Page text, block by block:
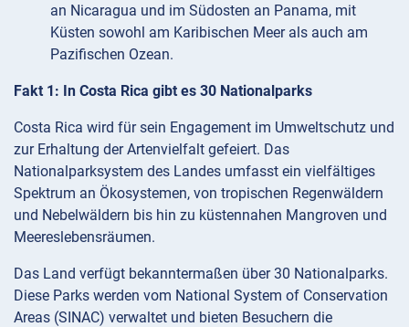
an Nicaragua und im Südosten an Panama, mit
Küsten sowohl am Karibischen Meer als auch am
Pazifischen Ozean.
Fakt 1: In Costa Rica gibt es 30 Nationalparks
Costa Rica wird für sein Engagement im Umweltschutz und
zur Erhaltung der Artenvielfalt gefeiert. Das
Nationalparksystem des Landes umfasst ein vielfältiges
Spektrum an Ökosystemen, von tropischen Regenwäldern
und Nebelwäldern bis hin zu küstennahen Mangroven und
Meereslebensräumen.
Das Land verfügt bekanntermaßen über 30 Nationalparks.
Diese Parks werden vom National System of Conservation
Areas (SINAC) verwaltet und bieten Besuchern die